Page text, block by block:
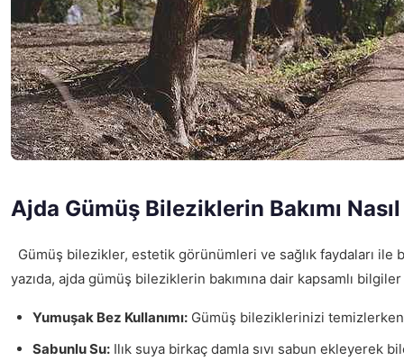
Ajda Gümüş Bileziklerin Bakımı Nasıl
Gümüş bilezikler, estetik görünümleri ve sağlık faydaları
yazıda, ajda gümüş bileziklerin bakımına dair kapsamlı
Yumuşak Bez Kullanımı: Gümüş bileziklerinizi
Sabunlu Su: Ilık suya birkaç damla sıvı sabun ekleyerek